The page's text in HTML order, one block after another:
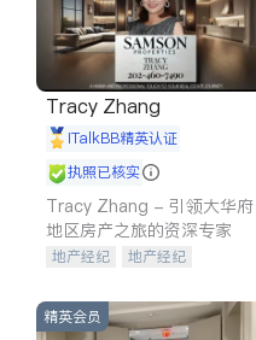
Tracy Zhang
iTalkBB精英认证
执照已核实
Tracy Zhang - 引领大华府
地区房产之旅的资深专家
地产经纪
地产经纪
商铺租售
开发商建商
精英会员